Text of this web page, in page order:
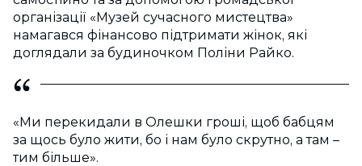
організації «Музей сучасного мистецтва»
намагався фінансово підтримати жінок, які
доглядали за будиночком Поліни Райко.
«Ми перекидали в Олешки гроші, щоб бабцям
за щось було жити, бо і нам було скрутно, а там –
тим більше».